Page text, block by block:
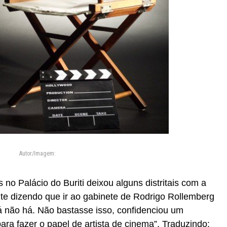
Autor/Imagem:
no Palácio do Buriti deixou alguns distritais com a
dizendo que ir ao gabinete de Rodrigo Rollemberg
há. Não bastasse isso, confidenciou um
fazer o papel de artista de cinema”. Traduzindo: